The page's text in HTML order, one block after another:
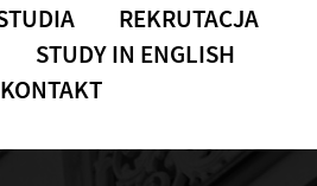
REKRUTACJA
STUDY IN ENGLISH
KONTAKT